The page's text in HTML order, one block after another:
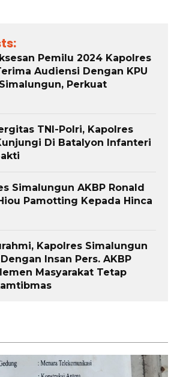
Pemilu 2024 Kapolres
Audiensi Dengan KPU
Perkuat
TNI-Polri, Kapolres
Di Batalyon Infanteri
Simalungun AKBP Ronald
Pamotting Kepada Hinca
Kapolres Simalungun
Insan Pers. AKBP
Masyarakat Tetap